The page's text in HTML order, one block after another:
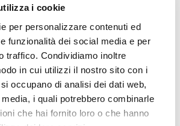
i cookie
per personalizzare contenuti ed
funzionalità dei social media e per
traffico. Condividiamo inoltre
in cui utilizzi il nostro sito con i
occupano di analisi dei dati web,
i quali potrebbero combinarle
che hai fornito loro o che hanno
laPrivacy Policy